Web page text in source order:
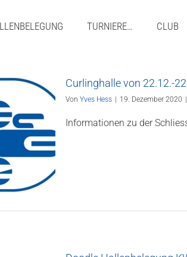
TURNIERE… CLUB
Curlinghalle von 22.12.-
Von Yves Hess 19. Dezember 2020
Informationen zu der